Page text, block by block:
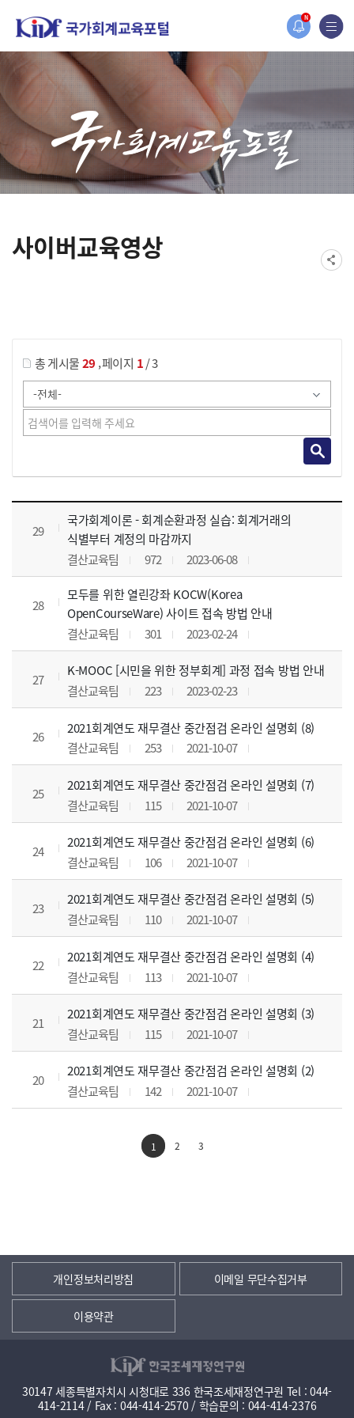
N
홈페이지가 새롭게 개편되었습니다.
한국조세재정연구원홈페이지가 새롭게 개설되었습니다.
사이버교육영상
총 게시물29 ,페이지 1/ 3
사이버교육영상 목록 으로 번호, 제목, 작성자, 조회수, 등록 일, 첨부파일로 나열 되고 있습니다.
29
국가회계이론 - 회계순환과정 실습: 회계거래의
식별부터 계정의 마감까지
결산교육팀
972 2023-06-08
28
모두를 위한 열린강좌 KOCW(Korea
OpenCourseWare) 사이트 접속 방법 안내
결산교육팀
301 2023-02-24
27
K-MOOC [시민을 위한 정부회계] 과정 접속 방법 안내
결산교육팀
223 2023-02-23
26
2021회계연도 재무결산 중간점검 온라인 설명회 (8)
결산교육팀
253 2021-10-07
25
2021회계연도 재무결산 중간점검 온라인 설명회 (7)
결산교육팀
115 2021-10-07
24
2021회계연도 재무결산 중간점검 온라인 설명회 (6)
결산교육팀
106 2021-10-07
23
2021회계연도 재무결산 중간점검 온라인 설명회 (5)
결산교육팀
110 2021-10-07
22
2021회계연도 재무결산 중간점검 온라인 설명회 (4)
결산교육팀
113 2021-10-07
21
2021회계연도 재무결산 중간점검 온라인 설명회 (3)
결산교육팀
115 2021-10-07
20
2021회계연도 재무결산 중간점검 온라인 설명회 (2)
결산교육팀
142 2021-10-07
1 2 3
개인정보처리방침 이메일 무단수집거부
이용약관
30147 세종특별자치시 시청대로 336 한국조세재정연구원 Tel : 044-
414-2114 / Fax : 044-414-2570 / 학습문의 : 044-414-2376